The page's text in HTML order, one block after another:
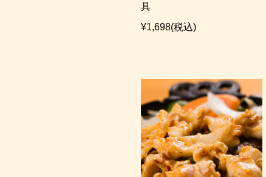
具
¥1,698(税込)